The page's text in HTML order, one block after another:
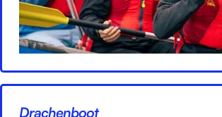
Drachenboot